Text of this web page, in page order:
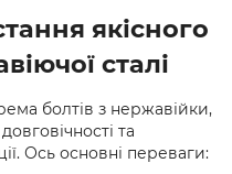
якісного
сталі
болтів з нержавійки,
та
Ось основні переваги: